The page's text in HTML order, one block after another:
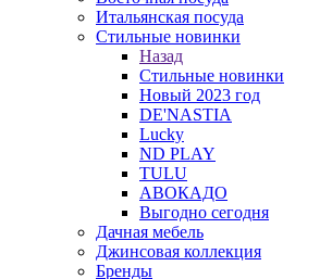
Итальянская посуда
Стильные новинки
Назад
Стильные новинки
Новый 2023 год
DE'NASTIA
Lucky
ND PLAY
TULU
АВОКАДО
Выгодно сегодня
Дачная мебель
Джинсовая коллекция
Бренды